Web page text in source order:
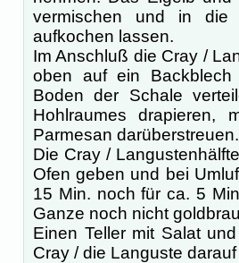
vermischen und in die
aufkochen lassen.
Im Anschluß die Cray /
oben auf ein
Boden der Schale
Hohlraumes drapieren,
Parmesan darüberstreuen.
Die Cray /
Ofen geben und bei
15 Min. noch für ca. 5
Ganze noch nicht
Einen Teller mit Salat
Cray / die Languste